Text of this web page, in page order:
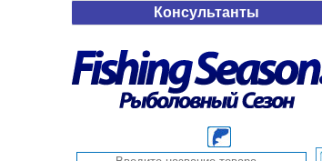
Консультанты